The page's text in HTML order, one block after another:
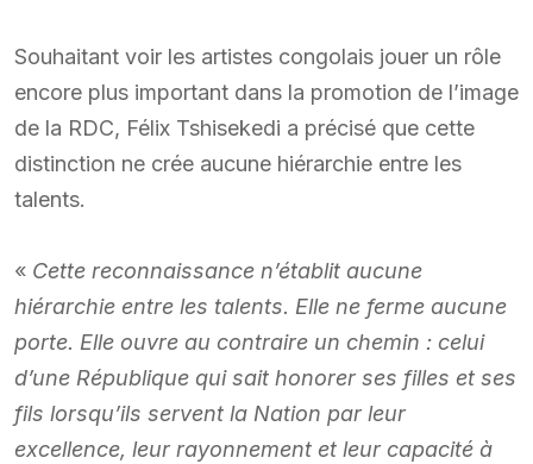
Souhaitant voir les artistes congolais jouer un rôle
encore plus important dans la promotion de l’image
de la RDC, Félix Tshisekedi a précisé que cette
distinction ne crée aucune hiérarchie entre les
talents.
« Cette reconnaissance n’établit aucune
hiérarchie entre les talents. Elle ne ferme aucune
porte. Elle ouvre au contraire un chemin : celui
d’une République qui sait honorer ses filles et ses
fils lorsqu’ils servent la Nation par leur
excellence, leur rayonnement et leur capacité à